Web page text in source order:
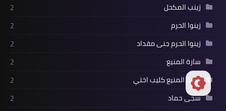
زينب المكحل
2
زينوا الحرم
2
زينوا الحرم جنى مقداد
2
سارة المنيع
2
سارة المنيع كليب اختي
2
سجى حماد
2